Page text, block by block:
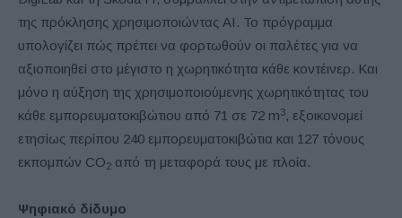
της πρόκλησης χρησιμοποιώντας AI. Το πρόγραμμα
υπολογίζει πώς πρέπει να φορτωθούν οι παλέτες για να
αξιοποιηθεί στο μέγιστο η χωρητικότητα κάθε κοντέινερ. Και
μόνο η αύξηση της χρησιμοποιούμενης χωρητικότητας του
κάθε εμπορευματοκιβώτιου από 71 σε 72 m3, εξοικονομεί
ετησίως περίπου 240 εμπορευματοκιβώτια και 127 τόνους
εκπομπών CO2 από τη μεταφορά τους με πλοία.
Ψηφιακό δίδυμο